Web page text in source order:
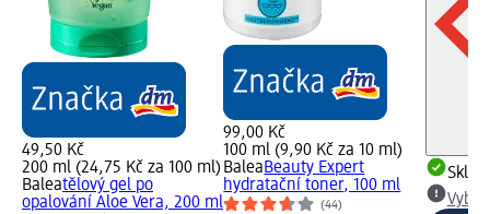
49,50 Kč
200 ml (24,75 Kč za 100 ml)
Baleatělový gel po
opalování Aloe Vera, 200 ml
99,00 Kč
100 ml (9,90 Kč za 10 ml)
BaleaBeauty Expert
hydratační toner, 100 ml
(44)